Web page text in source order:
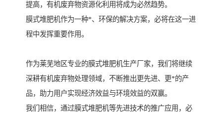
提高，有机废弃物资源化利用将成为必然趋势。
膜式堆肥机作为一种*、环保的解决方案，必将在这一进
程中发挥重要作用。
作为莱芜地区专业的膜式堆肥机生产厂家，我们将继续
深耕有机废弃物处理领域，不断推出更先进、更*的产
品，助力用户实现经济效益与环境效益的双赢。
我们相信，通过膜式堆肥机等先进技术的推广应用，必